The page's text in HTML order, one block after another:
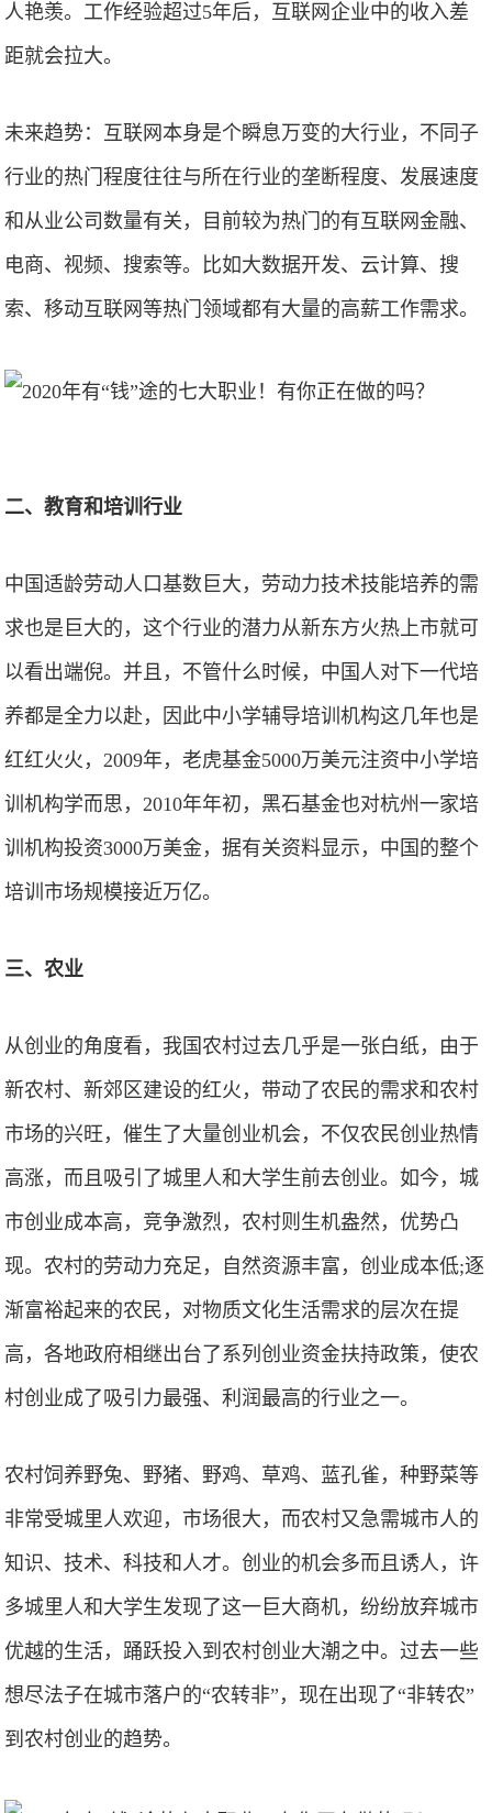
人艳羡。工作经验超过5年后，互联网企业中的收入差
距就会拉大。
未来趋势：互联网本身是个瞬息万变的大行业，不同子
行业的热门程度往往与所在行业的垄断程度、发展速度
和从业公司数量有关，目前较为热门的有互联网金融、
电商、视频、搜索等。比如大数据开发、云计算、搜
索、移动互联网等热门领域都有大量的高薪工作需求。
二、教育和培训行业
中国适龄劳动人口基数巨大，劳动力技术技能培养的需
求也是巨大的，这个行业的潜力从新东方火热上市就可
以看出端倪。并且，不管什么时候，中国人对下一代培
养都是全力以赴，因此中小学辅导培训机构这几年也是
红红火火，2009年，老虎基金5000万美元注资中小学培
训机构学而思，2010年年初，黑石基金也对杭州一家培
训机构投资3000万美金，据有关资料显示，中国的整个
培训市场规模接近万亿。
三、农业
从创业的角度看，我国农村过去几乎是一张白纸，由于
新农村、新郊区建设的红火，带动了农民的需求和农村
市场的兴旺，催生了大量创业机会，不仅农民创业热情
高涨，而且吸引了城里人和大学生前去创业。如今，城
市创业成本高，竞争激烈，农村则生机盎然，优势凸
现。农村的劳动力充足，自然资源丰富，创业成本低;逐
渐富裕起来的农民，对物质文化生活需求的层次在提
高，各地政府相继出台了系列创业资金扶持政策，使农
村创业成了吸引力最强、利润最高的行业之一。
农村饲养野兔、野猪、野鸡、草鸡、蓝孔雀，种野菜等
非常受城里人欢迎，市场很大，而农村又急需城市人的
知识、技术、科技和人才。创业的机会多而且诱人，许
多城里人和大学生发现了这一巨大商机，纷纷放弃城市
优越的生活，踊跃投入到农村创业大潮之中。过去一些
想尽法子在城市落户的“农转非”，现在出现了“非转农”
到农村创业的趋势。